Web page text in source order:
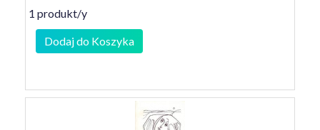
1 produkt/y
Dodaj do Koszyka